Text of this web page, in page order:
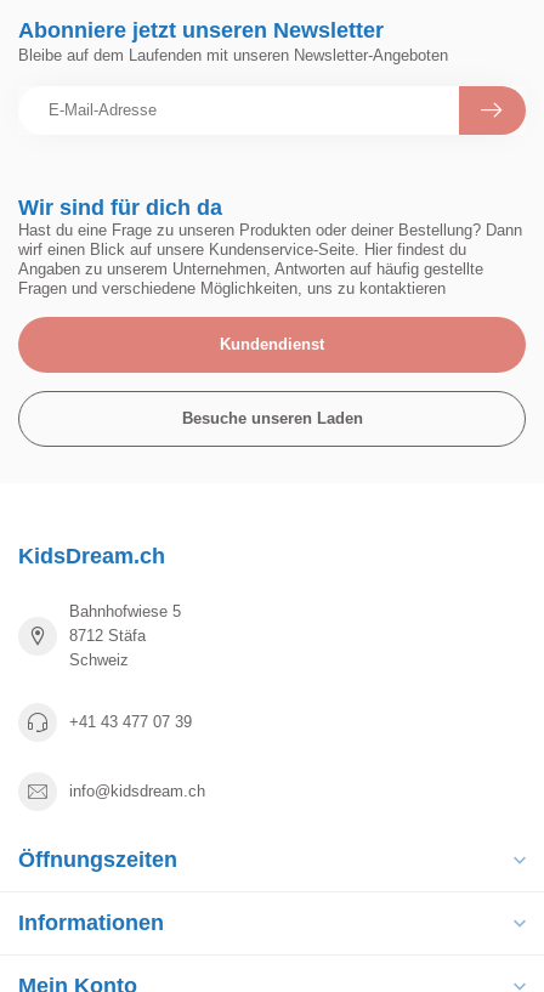
Wir sind für dich da
Hast du eine Frage zu unseren Produkten oder deiner Bestellung? Dann
wirf einen Blick auf unsere Kundenservice-Seite. Hier findest du
Angaben zu unserem Unternehmen, Antworten auf häufig gestellte
Fragen und verschiedene Möglichkeiten, uns zu kontaktieren
Kundendienst
Besuche unseren Laden
Abonniere jetzt unseren Newsletter
Bleibe auf dem Laufenden mit unseren Newsletter-Angeboten
KidsDream.ch
Bahnhofwiese 5
8712 Stäfa
Schweiz
+41 43 477 07 39
info@kidsdream.ch
Öffnungszeiten
Informationen
Mein Konto